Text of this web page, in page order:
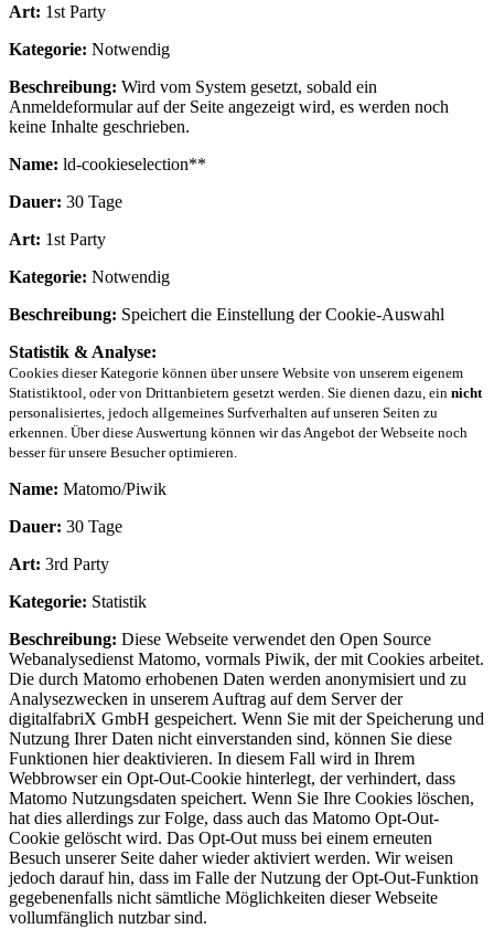
Art: 1st Party
Kategorie: Notwendig
Beschreibung: Wird vom System gesetzt, sobald ein
Anmeldeformular auf der Seite angezeigt wird, es werden noch
keine Inhalte geschrieben.
Name: ld-cookieselection**
Dauer: 30 Tage
Art: 1st Party
Kategorie: Notwendig
Beschreibung: Speichert die Einstellung der Cookie-Auswahl
Statistik & Analyse:
Cookies dieser Kategorie können über unsere Website von unserem eigenem
Statistiktool, oder von Drittanbietern gesetzt werden. Sie dienen dazu, ein nicht
personalisiertes, jedoch allgemeines Surfverhalten auf unseren Seiten zu
erkennen. Über diese Auswertung können wir das Angebot der Webseite noch
besser für unsere Besucher optimieren.
Name: Matomo/Piwik
Dauer: 30 Tage
Art: 3rd Party
Kategorie: Statistik
Beschreibung: Diese Webseite verwendet den Open Source
Webanalysedienst Matomo, vormals Piwik, der mit Cookies arbeitet.
Die durch Matomo erhobenen Daten werden anonymisiert und zu
Analysezwecken in unserem Auftrag auf dem Server der
digitalfabriX GmbH gespeichert. Wenn Sie mit der Speicherung und
Nutzung Ihrer Daten nicht einverstanden sind, können Sie diese
Funktionen hier deaktivieren. In diesem Fall wird in Ihrem
Webbrowser ein Opt-Out-Cookie hinterlegt, der verhindert, dass
Matomo Nutzungsdaten speichert. Wenn Sie Ihre Cookies löschen,
hat dies allerdings zur Folge, dass auch das Matomo Opt-Out-
Cookie gelöscht wird. Das Opt-Out muss bei einem erneuten
Besuch unserer Seite daher wieder aktiviert werden. Wir weisen
jedoch darauf hin, dass im Falle der Nutzung der Opt-Out-Funktion
gegebenenfalls nicht sämtliche Möglichkeiten dieser Webseite
vollumfänglich nutzbar sind.